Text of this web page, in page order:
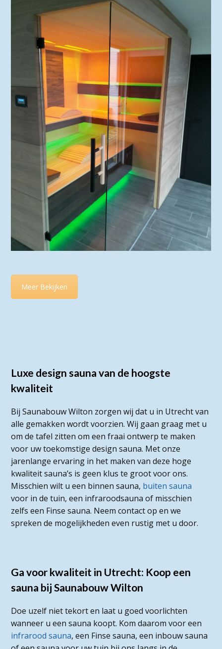
Meer Bekijken
Luxe design sauna van de hoogste
kwaliteit
Bij Saunabouw Wilton zorgen wij dat u in Utrecht van
alle gemakken wordt voorzien. Wij gaan graag met u
om de tafel zitten om een fraai ontwerp te maken
voor uw toekomstige design sauna. Met onze
jarenlange ervaring in het maken van deze hoge
kwaliteit sauna’s is geen klus te groot voor ons.
Misschien wilt u een binnen sauna, buiten sauna
voor in de tuin, een infraroodsauna of misschien
zelfs een Finse sauna. Neem contact op en we
spreken de mogelijkheden even rustig met u door.
Ga voor kwaliteit in Utrecht: Koop een
sauna bij Saunabouw Wilton
Doe uzelf niet tekort en laat u goed voorlichten
wanneer u een sauna koopt. Kom daarom voor een
infrarood sauna, een Finse sauna, een inbouw sauna